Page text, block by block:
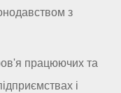
з
працюючих та
і